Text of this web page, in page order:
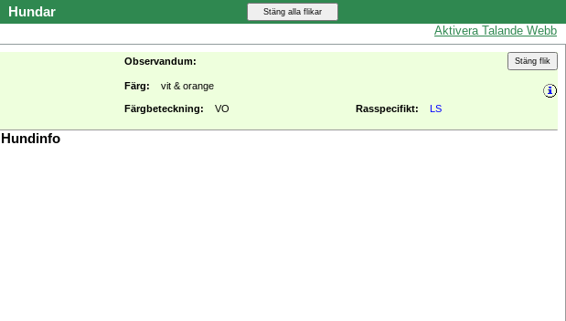
Hundar
Aktivera Talande Webb
Observandum:
Färg: vit & orange
Färgbeteckning: VO Rasspecifikt:
LS
Hundinfo